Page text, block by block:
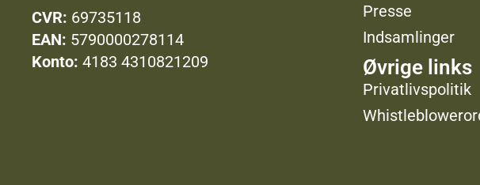
CVR: 69735118
EAN: 5790000278114
Konto: 4183 4310821209
Presse
Indsamlinger
Øvrige links
Privatlivspolitik